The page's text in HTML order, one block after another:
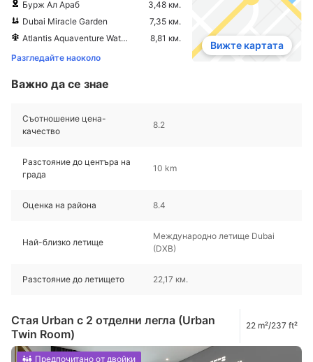
Бурж Ал Араб
3,48 км.
Dubai Miracle Garden
7,35 км.
Atlantis Aquaventure Waterpark
8,81 км.
Разгледайте наоколо
Вижте картата
Важно да се знае
Съотношение цена-
качество
8.2
Разстояние до центъра на
града
10 km
Оценка на района 8.4
Най-близко летище
Международно летище Dubai
(DXB)
Разстояние до летището 22,17 км.
Стая Urban с 2 отделни легла (Urban
Twin Room)
22 m²/237 ft²
Предпочитано от двойки